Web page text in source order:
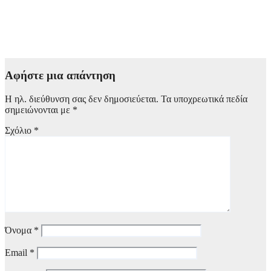
Αφήστε μια απάντηση
Η ηλ. διεύθυνση σας δεν δημοσιεύεται. Τα υποχρεωτικά πεδία
σημειώνονται με *
Σχόλιο *
Όνομα *
Email *